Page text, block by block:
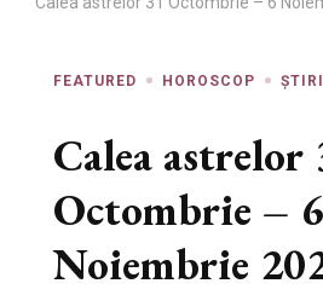
FEATURED HOROSCOP ȘTIRI
Calea astrelor
Octombrie – 6
Noiembrie